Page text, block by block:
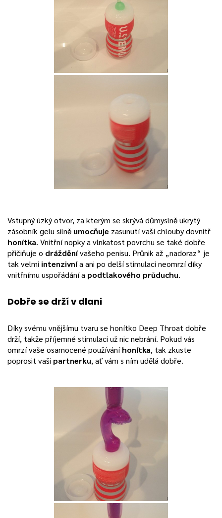
Vstupný úzký otvor, za kterým se skrývá důmyslně ukrytý
zásobník gelu silně umocňuje zasunutí vaší chlouby dovnitř
honítka. Vnitřní nopky a vlnkatost povrchu se také dobře
přičiňuje o drážděnívašeho penisu. Průnik až „nadoraz“ je
tak velmi intenzivnía ani po delší stimulaci neomrzí díky
vnitřnímu uspořádání a podtlakového průduchu.
Dobře se drží v dlani
Díky svému vnějšímu tvaru se honítko Deep Throat dobře
drží, takže příjemné stimulaci už nic nebrání. Pokud vás
omrzí vaše osamocené používáníhonítka, tak zkuste
poprosit vaši partnerku, ať vám s ním udělá dobře.